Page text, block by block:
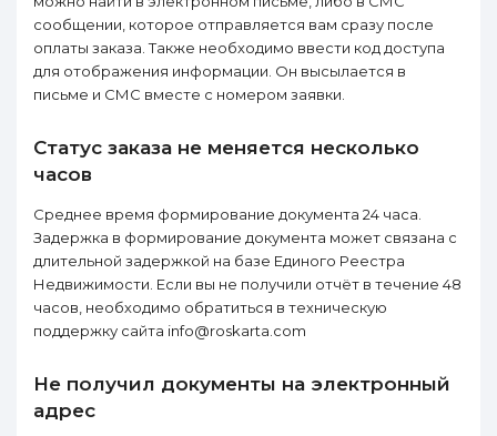
сообщении, которое отправляется вам сразу после
оплаты заказа. Также необходимо ввести код доступа
для отображения информации. Он высылается в
письме и СМС вместе с номером заявки.
Статус заказа не меняется несколько
часов
Среднее время формирование документа 24 часа.
Задержка в формирование документа может связана с
длительной задержкой на базе Единого Реестра
Недвижимости. Если вы не получили отчёт в течение 48
часов, необходимо обратиться в техническую
поддержку сайта info@roskarta.com
Не получил документы на электронный
адрес